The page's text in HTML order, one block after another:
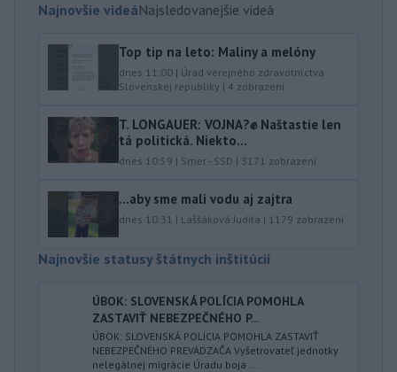
Najnovšie videáNajsledovanejšie videá
Top tip na leto: Maliny a melóny
dnes 11:00 | Úrad verejného zdravotníctva
Slovenskej republiky | 4 zobrazení
T. LONGAUER: VOJNA?✊ Naštastie len
tá politická. Niekto...
dnes 10:59 | Smer - SSD | 3171 zobrazení
...aby sme mali vodu aj zajtra
dnes 10:31 | Laššáková Judita | 1179 zobrazení
Najnovšie statusy štátnych inštitúcií
ÚBOK: SLOVENSKÁ POLÍCIA POMOHLA
ZASTAVIŤ NEBEZPEČNÉHO P...
ÚBOK: SLOVENSKÁ POLÍCIA POMOHLA ZASTAVIŤ
NEBEZPEČNÉHO PREVÁDZAČA Vyšetrovateľ jednotky
nelegálnej migrácie Úradu boja ...